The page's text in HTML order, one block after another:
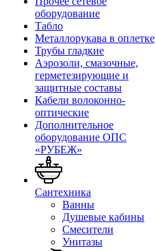
оборудование
Табло
Металлорукава в оплетке
Трубы гладкие
Аэрозоли, смазочные,
герметезирующие и
защитные составы
Кабели волоконно-
оптические
Дополнительное
оборудование ОПС
«РУБЕЖ»
Сантехника
Ванны
Душевые кабины
Смесители
Унитазы